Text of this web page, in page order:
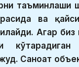
таъминлаши
ва
Агар
Саноат